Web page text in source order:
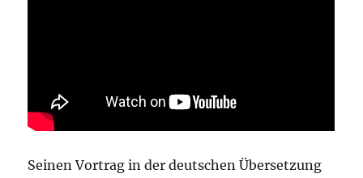
Seinen Vortrag in der deutschen Übersetzung